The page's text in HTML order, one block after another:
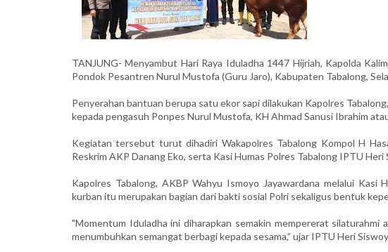
TANJUNG- Menyambut Hari Raya Iduladha 1447 Hijriah, Kapolda
Pondok Pesantren Nurul Mustofa (Guru Jaro), Kabupaten Tabalong,
Penyerahan bantuan berupa satu ekor sapi dilakukan Kapolres
kepada pengasuh Ponpes Nurul Mustofa, KH Ahmad Sanusi Ibrahim
Kegiatan tersebut turut dihadiri Wakapolres Tabalong Kompol H
Reskrim AKP Danang Eko, serta Kasi Humas Polres Tabalong IPTU Heri
Kapolres Tabalong, AKBP Wahyu Ismoyo Jayawardana melalui
kurban itu merupakan bagian dari bakti sosial Polri sekaligus bentuk
"Momentum Iduladha ini diharapkan semakin mempererat silaturahmi
menumbuhkan semangat berbagi kepada sesama,” ujar IPTU Heri